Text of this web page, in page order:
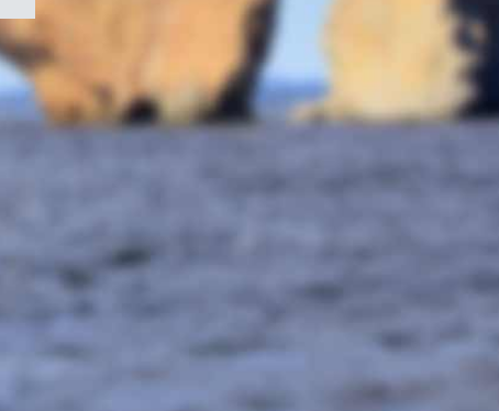
du
gouvernement
du